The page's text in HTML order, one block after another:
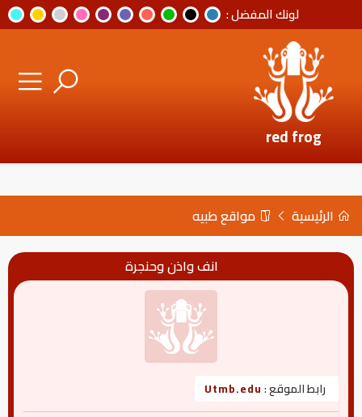
لونك المفضل :
red frog
الرئيسية مواقع طبيه
انف واذن وحنجرة
رابط الموقع :Utmb.edu